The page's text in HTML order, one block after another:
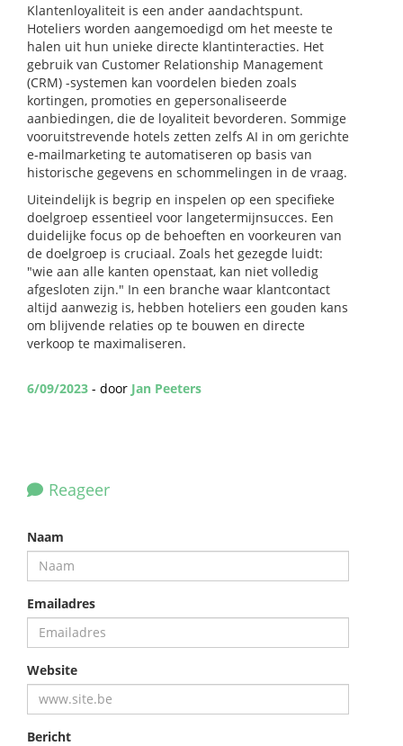
Klantenloyaliteit is een ander aandachtspunt.
Hoteliers worden aangemoedigd om het meeste te
halen uit hun unieke directe klantinteracties. Het
gebruik van Customer Relationship Management
(CRM) -systemen kan voordelen bieden zoals
kortingen, promoties en gepersonaliseerde
aanbiedingen, die de loyaliteit bevorderen. Sommige
vooruitstrevende hotels zetten zelfs AI in om gerichte
e-mailmarketing te automatiseren op basis van
historische gegevens en schommelingen in de vraag.
Uiteindelijk is begrip en inspelen op een specifieke
doelgroep essentieel voor langetermijnsucces. Een
duidelijke focus op de behoeften en voorkeuren van
de doelgroep is cruciaal. Zoals het gezegde luidt:
"wie aan alle kanten openstaat, kan niet volledig
afgesloten zijn." In een branche waar klantcontact
altijd aanwezig is, hebben hoteliers een gouden kans
om blijvende relaties op te bouwen en directe
verkoop te maximaliseren.
6/09/2023 - door Jan Peeters
Reageer
Naam
Emailadres
Website
Bericht